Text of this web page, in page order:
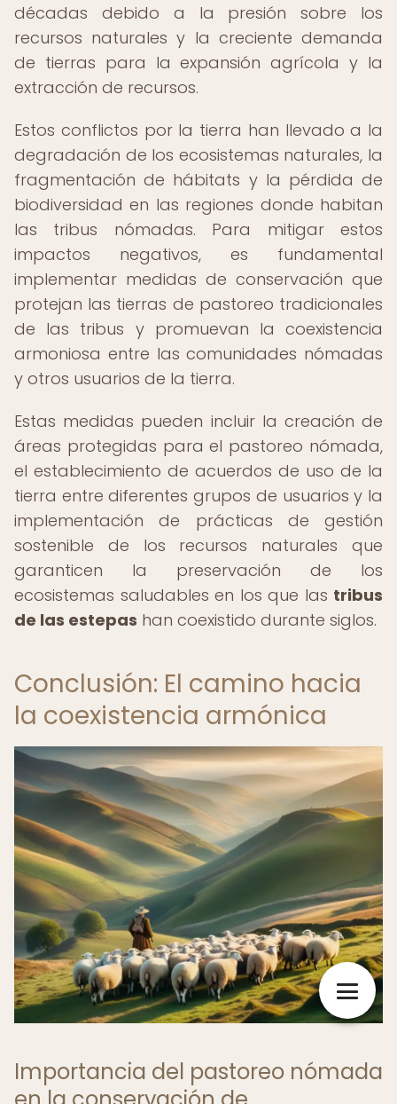
décadas debido a la presión sobre los
recursos naturales y la creciente demanda
de tierras para la expansión agrícola y la
extracción de recursos.
Estos conflictos por la tierra han llevado a la
degradación de los ecosistemas naturales, la
fragmentación de hábitats y la pérdida de
biodiversidad en las regiones donde habitan
las tribus nómadas. Para mitigar estos
impactos negativos, es fundamental
implementar medidas de conservación que
protejan las tierras de pastoreo tradicionales
de las tribus y promuevan la coexistencia
armoniosa entre las comunidades nómadas
y otros usuarios de la tierra.
Estas medidas pueden incluir la creación de
áreas protegidas para el pastoreo nómada,
el establecimiento de acuerdos de uso de la
tierra entre diferentes grupos de usuarios y la
implementación de prácticas de gestión
sostenible de los recursos naturales que
garanticen la preservación de los
ecosistemas saludables en los que las tribus
de las estepas han coexistido durante siglos.
Conclusión: El camino hacia
la coexistencia armónica
Importancia del pastoreo nómada